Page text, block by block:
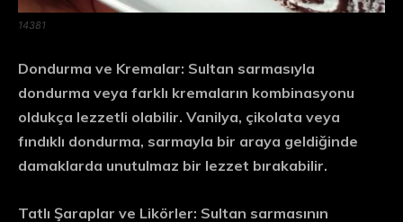
14381
Dondurma ve Kremalar: Sultan sarmasıyla
dondurma veya farklı kremaların kombinasyonu
oldukça lezzetli olabilir. Vanilya, çikolata veya
fındıklı dondurma, sarmayla bir araya geldiğinde
damaklarda unutulmaz bir lezzet bırakabilir.
Tatlı Şaraplar ve Likörler: Sultan sarmasının